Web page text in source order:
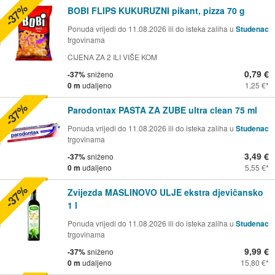
BOBI FLIPS KUKURUZNI pikant, pizza 70 g
Ponuda vrijedi do 11.08.2026 ili do isteka zaliha u Studenac
trgovinama
CIJENA ZA 2 ILI VIŠE KOM
-37%sniženo
0 m udaljeno
0,79 €
1,25 €
-37%
Parodontax PASTA ZA ZUBE ultra clean 75 ml
Ponuda vrijedi do 11.08.2026 ili do isteka zaliha u Studenac
trgovinama
-37%sniženo
0 m udaljeno
3,49 €
5,55 €
-37%
Zvijezda MASLINOVO ULJE ekstra djevičansko
1 l
Ponuda vrijedi do 11.08.2026 ili do isteka zaliha u Studenac
trgovinama
-37%sniženo
0 m udaljeno
9,99 €
15,80 €
-37%